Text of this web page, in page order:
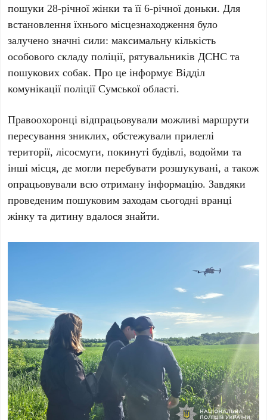
пошуки 28-річної жінки та її 6-річної доньки. Для
встановлення їхнього місцезнаходження було
залучено значні сили: максимальну кількість
особового складу поліції, рятувальників ДСНС та
пошукових собак. Про це інформує Відділ
комунікації поліції Сумської області.
Правоохоронці відпрацьовували можливі маршрути
пересування зниклих, обстежували прилеглі
території, лісосмуги, покинуті будівлі, водойми та
інші місця, де могли перебувати розшукувані, а також
опрацьовували всю отриману інформацію. Завдяки
проведеним пошуковим заходам сьогодні вранці
жінку та дитину вдалося знайти.